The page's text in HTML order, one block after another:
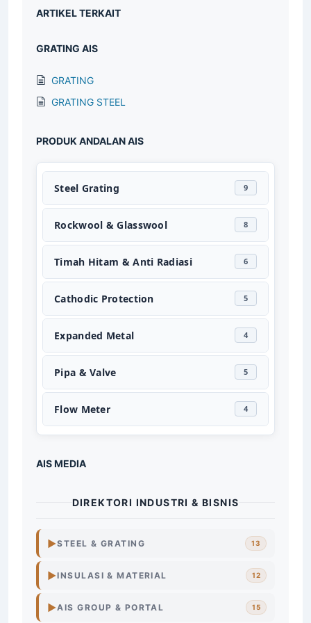
ARTIKEL TERKAIT
GRATING AIS
GRATING
GRATING STEEL
PRODUK ANDALAN AIS
Steel Grating 9
Rockwool & Glasswool 8
Timah Hitam & Anti Radiasi 6
Cathodic Protection 5
Expanded Metal 4
Pipa & Valve 5
Flow Meter 4
AIS MEDIA
DIREKTORI INDUSTRI & BISNIS
▶STEEL & GRATING 13
Steel Grating Surabaya
▶INSULASI & MATERIAL 12
Surabaya
▶AIS GROUP & PORTAL 15